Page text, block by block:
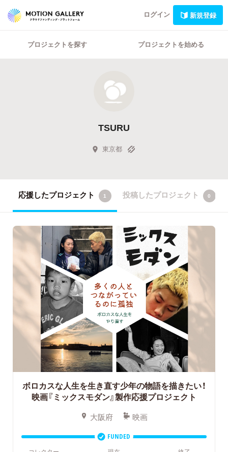
ログイン 新規登録
プロジェクトを探す プロジェクトを始める
TSURU
東京都
応援したプロジェクト 1 投稿したプロジェクト 0
ボロカスな人生を生き直す少年の物語を描きたい！
映画『ミックスモダン』製作応援プロジェクト
大阪府 映画
FUNDED